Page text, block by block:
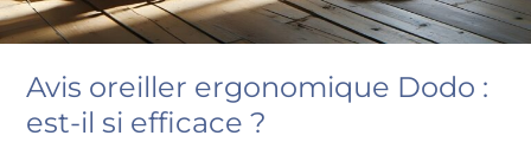
Avis oreiller ergonomique Dodo :
est-il si efficace ?